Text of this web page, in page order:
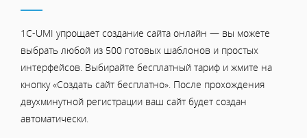
1C-UMI упрощает создание сайта онлайн — вы можете
выбрать любой из 500 готовых шаблонов и простых
интерфейсов. Выбирайте бесплатный тариф и жмите на
кнопку «Создать сайт бесплатно». После прохождения
двухминутной регистрации ваш сайт будет создан
автоматически.